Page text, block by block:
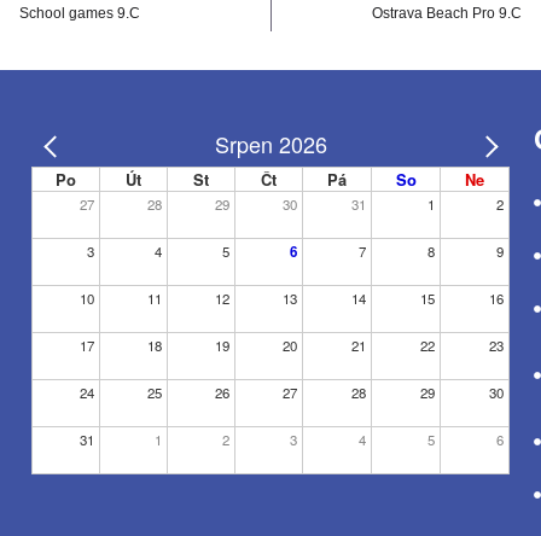
School games 9.C Ostrava Beach Pro 9.C
Srpen 2026
Po Út St Čt Pá So Ne
27 28 29 30 31 1 2
3 4 5 6 7 8 9
10 11 12 13 14 15 16
17 18 19 20 21 22 23
24 25 26 27 28 29 30
31 1 2 3 4 5 6